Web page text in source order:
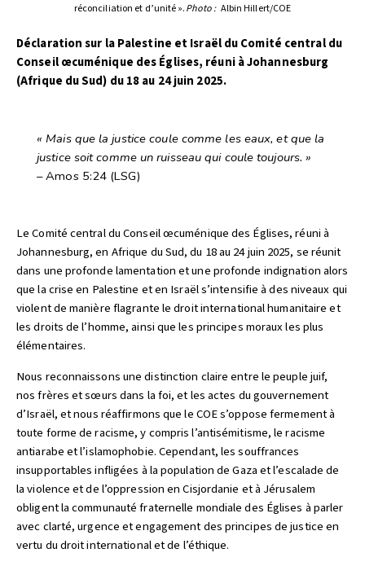
réconciliation et d’unité ».Photo : Albin Hillert/COE
Déclaration sur la Palestine et Israël du Comité central du
Conseil œcuménique des Églises, réuni à Johannesburg
(Afrique du Sud) du 18 au 24 juin 2025.
« Mais que la justice coule comme les eaux, et que la
justice soit comme un ruisseau qui coule toujours. »
– Amos 5:24 (LSG)
Le Comité central du Conseil œcuménique des Églises, réuni à
Johannesburg, en Afrique du Sud, du 18 au 24 juin 2025, se réunit
dans une profonde lamentation et une profonde indignation alors
que la crise en Palestine et en Israël s’intensifie à des niveaux qui
violent de manière flagrante le droit international humanitaire et
les droits de l’homme, ainsi que les principes moraux les plus
élémentaires.
Nous reconnaissons une distinction claire entre le peuple juif,
nos frères et sœurs dans la foi, et les actes du gouvernement
d’Israël, et nous réaffirmons que le COE s’oppose fermement à
toute forme de racisme, y compris l’antisémitisme, le racisme
antiarabe et l’islamophobie. Cependant, les souffrances
insupportables infligées à la population de Gaza et l’escalade de
la violence et de l’oppression en Cisjordanie et à Jérusalem
obligent la communauté fraternelle mondiale des Églises à parler
avec clarté, urgence et engagement des principes de justice en
vertu du droit international et de l’éthique.